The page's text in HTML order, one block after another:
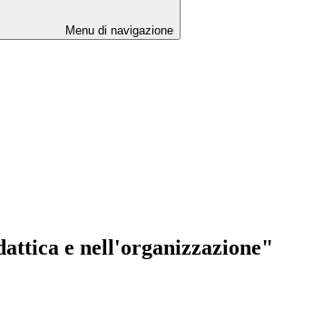
Menu di navigazione
e nell'organizzazione"